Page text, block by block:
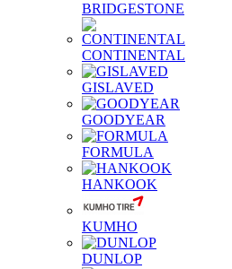
BRIDGESTONE
CONTINENTAL
GISLAVED
GOODYEAR
FORMULA
HANKOOK
KUMHO
DUNLOP